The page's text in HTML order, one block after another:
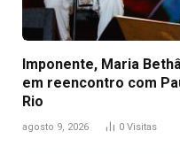
Imponente, Maria
em reencontro com
Rio
agosto 9, 2026 0 Visitas